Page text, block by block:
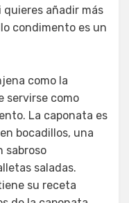
quieres añadir más
condimento es un
como la
servirse como
La caponata es
bocadillos, una
sabroso
saladas.
su receta